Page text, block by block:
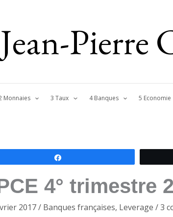
Jean-
Monnaies 3 Taux 4 Banques 5 Economie
4° trimestre
2017/ Banques françaises, Leverage /3